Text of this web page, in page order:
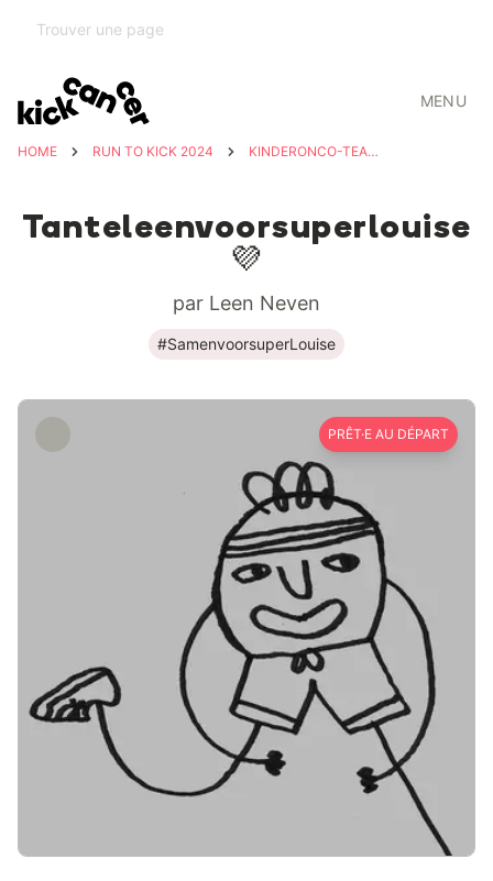
MENU
HOME RUN TO KICK 2024 KINDERONCO-TEAM UZ LEUVEN
Tanteleenvoorsuperlouise
💜
par Leen Neven
#SamenvoorsuperLouise
PRÊT·E AU DÉPART